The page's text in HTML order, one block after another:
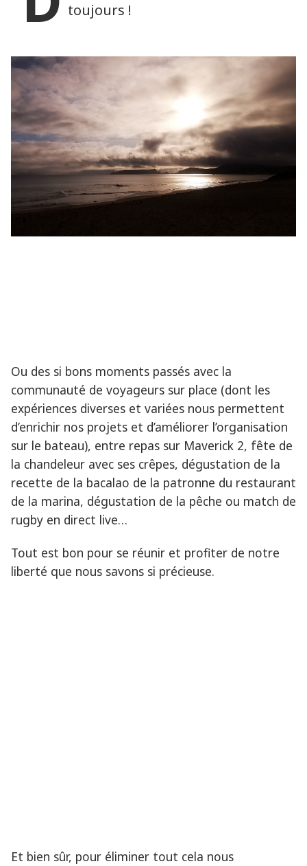
toujours !
Ou des si bons moments passés avec la
communauté de voyageurs sur place (dont les
expériences diverses et variées nous permettent
d’enrichir nos projets et d’améliorer l’organisation
sur le bateau), entre repas sur Maverick 2, fête de
la chandeleur avec ses crêpes, dégustation de la
recette de la bacalao de la patronne du restaurant
de la marina, dégustation de la pêche ou match de
rugby en direct live…
Tout est bon pour se réunir et profiter de notre
liberté que nous savons si précieuse.
Et bien sûr, pour éliminer tout cela nous